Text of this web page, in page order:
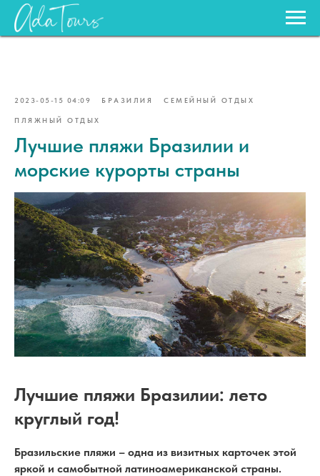
2023-05-15 04:09 БРАЗИЛИЯ СЕМЕЙНЫЙ ОТДЫХ
ПЛЯЖНЫЙ ОТДЫХ
Лучшие пляжи Бразилии и
морские курорты страны
Лучшие пляжи Бразилии: лето
круглый год!
Бразильские пляжи – одна из визитных карточек этой
яркой и самобытной латиноамериканской страны.